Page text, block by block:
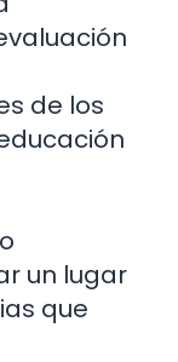
de los
un lugar
que